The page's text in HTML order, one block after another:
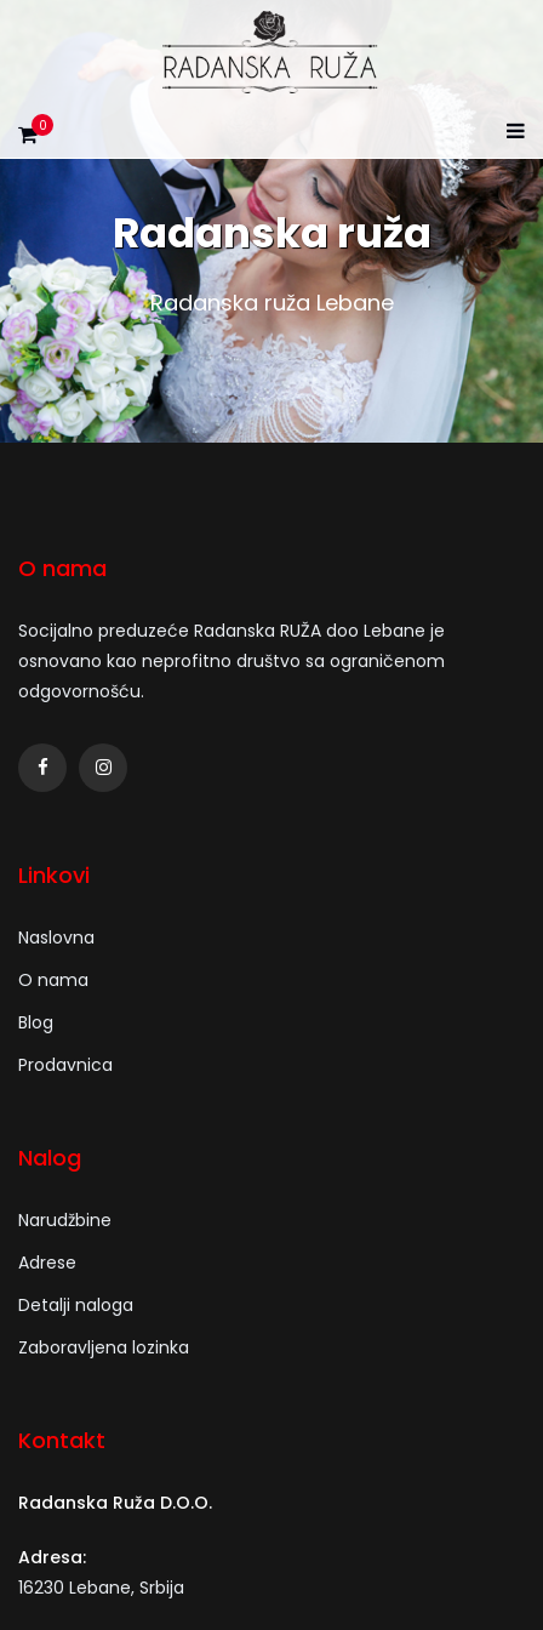
0
Radanska ruža
Radanska ruža Lebane
O nama
Socijalno preduzeće Radanska RUŽA doo Lebane je
osnovano kao neprofitno društvo sa ograničenom
odgovornošću.
Linkovi
Naslovna
O nama
Blog
Prodavnica
Nalog
Narudžbine
Adrese
Detalji naloga
Zaboravljena lozinka
Kontakt
Radanska Ruža D.O.O.
Adresa:
16230 Lebane, Srbija